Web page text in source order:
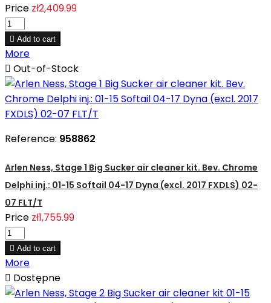
Price zł2,409.99
 Add to cart
More
 Out-of-Stock
Reference: 958862
Arlen Ness, Stage 1 Big Sucker air cleaner kit. Bev. Chrome
Delphi inj.: 01-15 Softail 04-17 Dyna (excl. 2017 FXDLS) 02-
07 FLT/T
Price zł1,755.99
 Add to cart
More
 Dostępne